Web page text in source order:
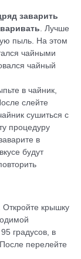
заварить
. Лучше
пыль. На этом
чайными
чайный
в чайник,
слейте
сушиться с
процедуру
в
будут
Откройте крышку
градусов, в
перелейте